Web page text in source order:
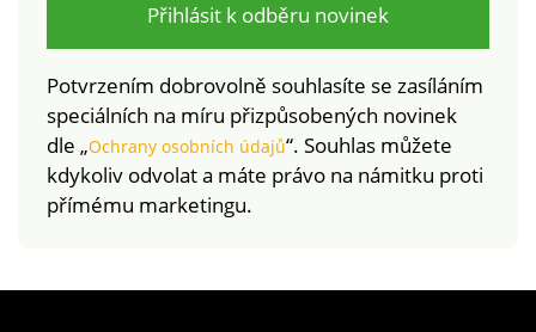
Přihlásit k odběru novinek
Potvrzením dobrovolně souhlasíte se zasíláním
speciálních na míru přizpůsobených novinek
dle „Ochrany osobních údajů“. Souhlas můžete
kdykoliv odvolat a máte právo na námitku proti
přímému marketingu.